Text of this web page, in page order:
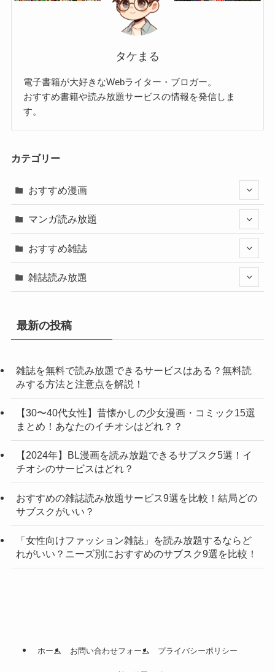
タケまる
電子書籍が大好きなWebライター・ブロガー。
おすすめ書籍や読み放題サービスの情報を発信しま
す。
カテゴリー
おすすめ漫画
マンガ読み放題
おすすめ雑誌
雑誌読み放題
最新の投稿
雑誌を無料で読み放題できるサービスはある？無料読
みする方法と注意点を解説！
【30〜40代女性】昔懐かしの少女漫画・コミック15選
まとめ！あなたのイチオシはどれ？？
【2024年】BL漫画を読み放題できるサブスク5選！イ
チオシのサービスはどれ？
おすすめの雑誌読み放題サービス9選を比較！結局どの
サブスクがいい？
「女性向けファッション雑誌」を読み放題するならど
れがいい？ニーズ別におすすめのサブスク9選を比較！
ホーム お問い合わせフォーム プライバシーポリシー